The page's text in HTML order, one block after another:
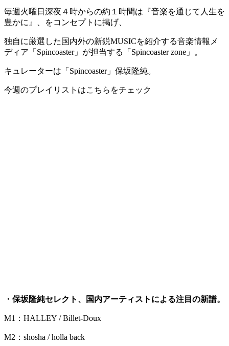
毎週火曜日深夜４時からの約１時間は『音楽を通じて人生を
豊かに』、をコンセプトに掲げ、
独自に厳選した国内外の新鋭MUSICを紹介する音楽情報メ
ディア「Spincoaster」が担当する「Spincoaster zone」。
キュレーターは「Spincoaster」保坂隆純。
今週のプレイリストはこちらをチェック
・保坂隆純セレクト、国内アーティストによる注目の新譜。
M1：HALLEY / Billet-Doux
M2：shosha / holla back